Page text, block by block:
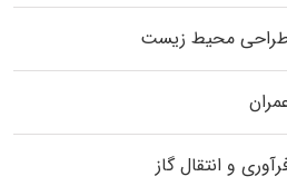
طراحی محیط زیست
و انتقال گاز